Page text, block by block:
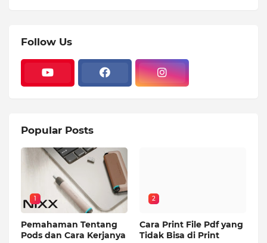
Follow Us
Popular Posts
1
Pemahaman Tentang
Pods dan Cara Kerjanya
2
Cara Print File Pdf yang
Tidak Bisa di Print